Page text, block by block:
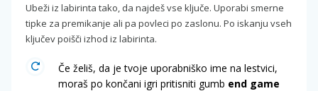
Ubeži iz labirinta tako, da najdeš vse ključe. Uporabi smerne
tipke za premikanje ali pa povleci po zaslonu. Po iskanju vseh
ključev poišči izhod iz labirinta.
Če želiš, da je tvoje uporabniško ime na lestvici,
moraš po končani igri pritisniti gumb end game